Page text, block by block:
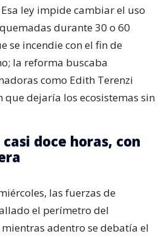
ley impide cambiar el uso
durante 30 o 60
se incendie con el fin de
la reforma buscaba
como Edith Terenzi
dejaría los ecosistemas sin
doce horas, con
las fuerzas de
el perímetro del
mientras adentro se debatía el